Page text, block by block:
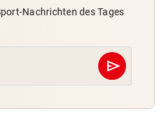
Nachrichten des Tages
send
Abschicken